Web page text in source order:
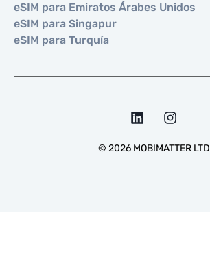
eSIM para Emiratos Árabes Unidos
eSIM para Singapur
eSIM para Turquía
© 2026MOBIMATTER LTD